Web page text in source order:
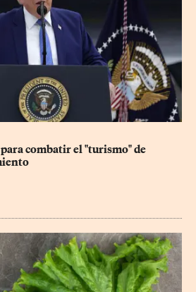
combatir el "turismo" de